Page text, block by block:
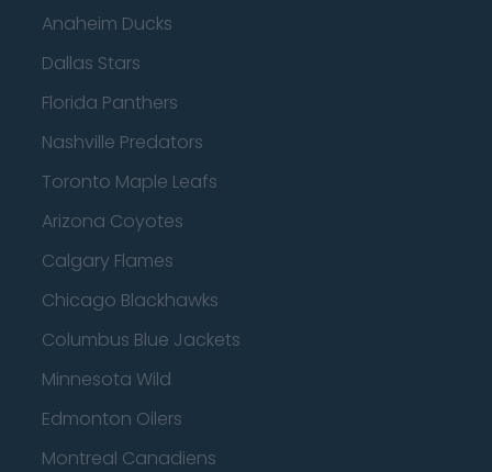
Anaheim Ducks
Dallas Stars
Florida Panthers
Nashville Predators
Toronto Maple Leafs
Arizona Coyotes
Calgary Flames
Chicago Blackhawks
Columbus Blue Jackets
Minnesota Wild
Edmonton Oilers
Montreal Canadiens